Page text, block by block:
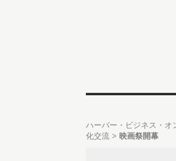
ハーバー・ビジネス・オ
化交流
映画祭開幕